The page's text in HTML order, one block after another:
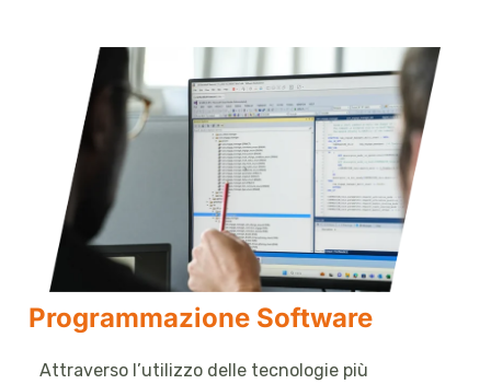
Programmazione Software
Attraverso l’utilizzo delle tecnologie più